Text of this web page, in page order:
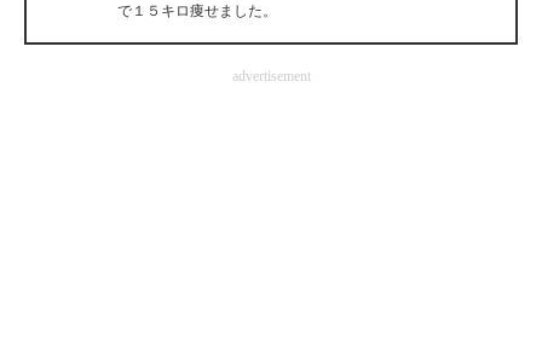
で１５キロ痩せました。
advertisement